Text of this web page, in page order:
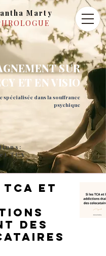
Marty
SUR
ET EN VISIO
spécialisée dans la souffrance
psychique
TCA
tca et
des